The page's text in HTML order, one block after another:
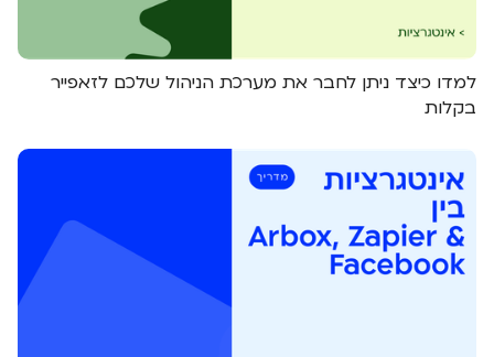
למדו כיצד ניתן לחבר את מערכת הניהול שלכם לזאפייר
בקלות